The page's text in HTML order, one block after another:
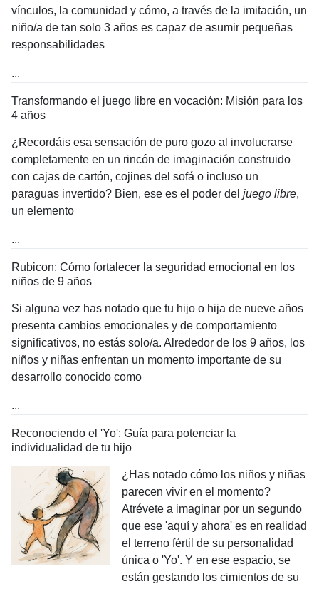
vínculos, la comunidad y cómo, a través de la imitación, un
niño/a de tan solo 3 años es capaz de asumir pequeñas
responsabilidades
...
Transformando el juego libre en vocación: Misión para los
4 años
¿Recordáis esa sensación de puro gozo al involucrarse
completamente en un rincón de imaginación construido
con cajas de cartón, cojines del sofá o incluso un
paraguas invertido? Bien, ese es el poder del juego libre,
un elemento
...
Rubicon: Cómo fortalecer la seguridad emocional en los
niños de 9 años
Si alguna vez has notado que tu hijo o hija de nueve años
presenta cambios emocionales y de comportamiento
significativos, no estás solo/a. Alrededor de los 9 años, los
niños y niñas enfrentan un momento importante de su
desarrollo conocido como
...
Reconociendo el 'Yo': Guía para potenciar la
individualidad de tu hijo
¿Has notado cómo los niños y niñas
parecen vivir en el momento?
Atrévete a imaginar por un segundo
que ese 'aquí y ahora' es en realidad
el terreno fértil de su personalidad
única o 'Yo'. Y en ese espacio, se
están gestando los cimientos de su